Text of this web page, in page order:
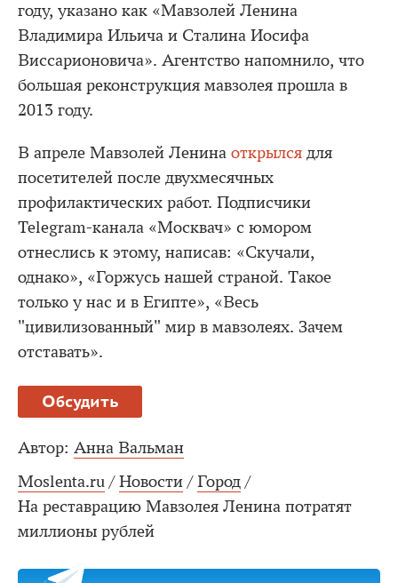
году, указано как «Мавзолей Ленина
Владимира Ильича и Сталина Иосифа
Виссарионовича». Агентство напомнило, что
большая реконструкция мавзолея прошла в
2013 году.
В апреле Мавзолей Ленина открылся для
посетителей после двухмесячных
профилактических работ. Подписчики
Telegram-канала «Москвач» с юмором
отнеслись к этому, написав: «Скучали,
однако», «Горжусь нашей страной. Такое
только у нас и в Египте», «Весь
"цивилизованный" мир в мавзолеях. Зачем
отставать».
Обсудить
Автор: Анна Вальман
Moslenta.ru / Новости / Город /
На реставрацию Мавзолея Ленина потратят
миллионы рублей